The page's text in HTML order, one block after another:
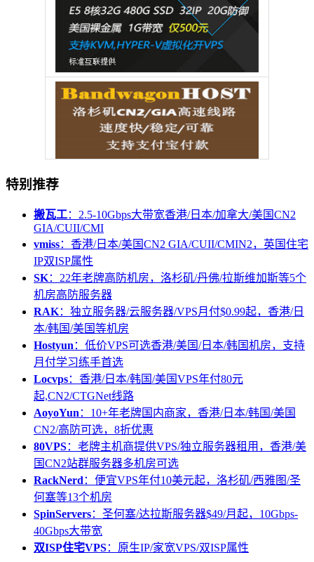
特别推荐
搬瓦工：2.5-10Gbps大带宽香港/日本/加拿大/美国CN2
GIA/CUII/CMI
vmiss：香港/日本/美国CN2 GIA/CUII/CMIN2，英国住宅
IP双ISP属性
SK：22年老牌高防机房，洛杉矶/丹佛/拉斯维加斯等5个
机房高防服务器
RAK：独立服务器/云服务器/VPS月付$0.99起，香港/日
本/韩国/美国等机房
Hostyun ：低价VPS可选香港/美国/日本/韩国机房，支持
月付学习练手首选
Locvps：香港/日本/韩国/美国VPS年付80元
起,CN2/CTGNet线路
AoyoYun ：10+年老牌国内商家，香港/日本/韩国/美国
CN2/高防可选，8折优惠
80VPS：老牌主机商提供VPS/独立服务器租用，香港/美
国CN2站群服务器多机房可选
RackNerd ：便宜VPS年付10美元起，洛杉矶/西雅图/圣
何塞等13个机房
SpinServers：圣何塞/达拉斯服务器$49/月起，10Gbps-
40Gbps大带宽
双ISP住宅VPS：原生IP/家宽VPS/双ISP属性